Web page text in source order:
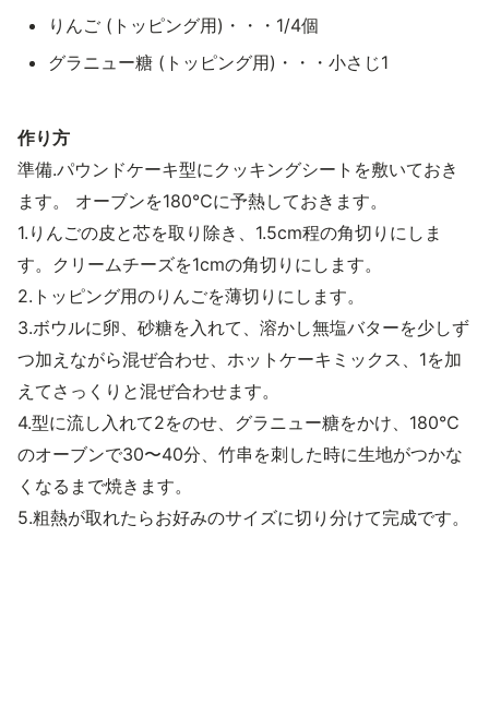
りんご (トッピング用)・・・1/4個
グラニュー糖 (トッピング用)・・・小さじ1
作り方
準備.パウンドケーキ型にクッキングシートを敷いておき
ます。 オーブンを180℃に予熱しておきます。
1.りんごの皮と芯を取り除き、1.5cm程の角切りにしま
す。クリームチーズを1cmの角切りにします。
2.トッピング用のりんごを薄切りにします。
3.ボウルに卵、砂糖を入れて、溶かし無塩バターを少しず
つ加えながら混ぜ合わせ、ホットケーキミックス、1を加
えてさっくりと混ぜ合わせます。
4.型に流し入れて2をのせ、グラニュー糖をかけ、180℃
のオーブンで30〜40分、竹串を刺した時に生地がつかな
くなるまで焼きます。
5.粗熱が取れたらお好みのサイズに切り分けて完成です。